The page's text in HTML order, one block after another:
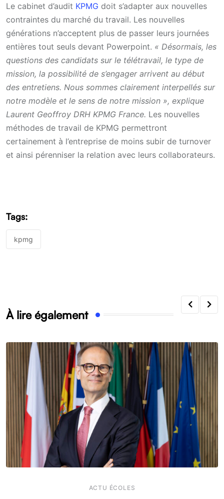
Le cabinet d’audit KPMG doit s’adapter aux nouvelles
contraintes du marché du travail. Les nouvelles
générations n’acceptent plus de passer leurs journées
entières tout seuls devant Powerpoint. « Désormais, les
questions des candidats sur le télétravail, le type de
mission, la possibilité de s’engager arrivent au début
des entretiens. Nous sommes clairement interpellés sur
notre modèle et le sens de notre mission », explique
Laurent Geoffroy DRH KPMG France. Les nouvelles
méthodes de travail de KPMG permettront
certainement à l’entreprise de moins subir de turnover
et ainsi pérenniser la relation avec leurs collaborateurs.
Tags:
kpmg
À lire également
ACTU ÉCOLES